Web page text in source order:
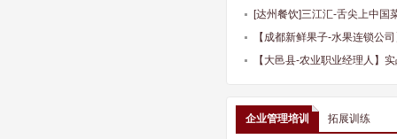
[达州餐饮]三江汇-舌尖上中国
（线上线下）、全年顾问服务
【成都新鲜果子-水果连锁公
司【大邑县-农业职业经理人】
企业管理培训 拓展训练